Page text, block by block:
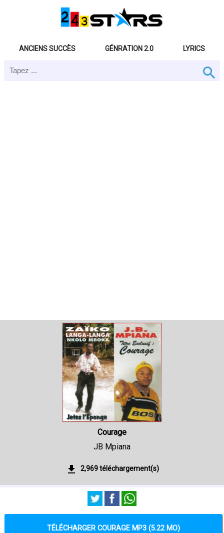
ANCIENS SUCCÈS GÉNRATION 2.0 LYRICS
Courage
JB Mpiana
2,969 téléchargement(s)
TÉLÉCHARGER COURAGE MP3 (5.22 MO)